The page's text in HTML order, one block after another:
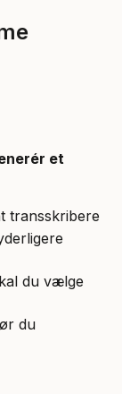
et
transskribere
du vælge
du